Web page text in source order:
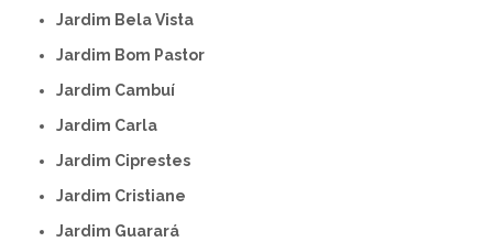
Jardim Bela Vista
Jardim Bom Pastor
Jardim Cambuí
Jardim Carla
Jardim Ciprestes
Jardim Cristiane
Jardim Guarará